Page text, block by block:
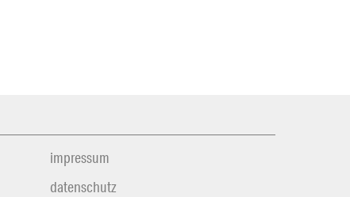
impressum
datenschutz